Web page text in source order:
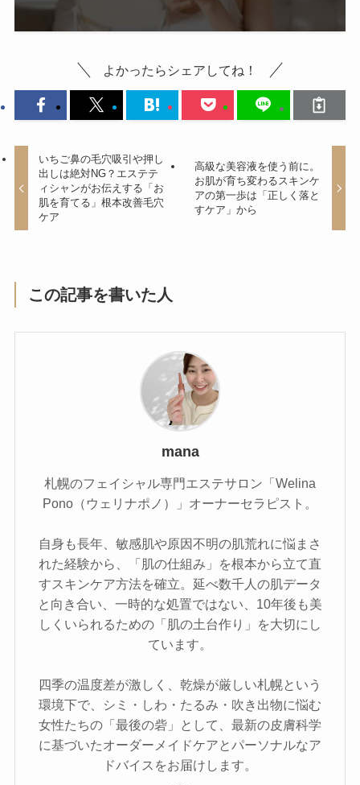
よかったらシェアしてね！
いちご鼻の毛穴吸引や押し
出しは絶対NG？エステテ
ィシャンがお伝えする「お
肌を育てる」根本改善毛穴
ケア
高級な美容液を使う前に。
お肌が育ち変わるスキンケ
アの第一歩は「正しく落と
すケア」から
この記事を書いた人
mana
札幌のフェイシャル専門エステサロン「Welina
Pono（ウェリナポノ）」オーナーセラピスト。
自身も長年、敏感肌や原因不明の肌荒れに悩まさ
れた経験から、「肌の仕組み」を根本から立て直
すスキンケア方法を確立。延べ数千人の肌データ
と向き合い、一時的な処置ではない、10年後も美
しくいられるための「肌の土台作り」を大切にし
ています。
四季の温度差が激しく、乾燥が厳しい札幌という
環境下で、シミ・しわ・たるみ・吹き出物に悩む
女性たちの「最後の砦」として、最新の皮膚科学
に基づいたオーダーメイドケアとパーソナルなア
ドバイスをお届けします。